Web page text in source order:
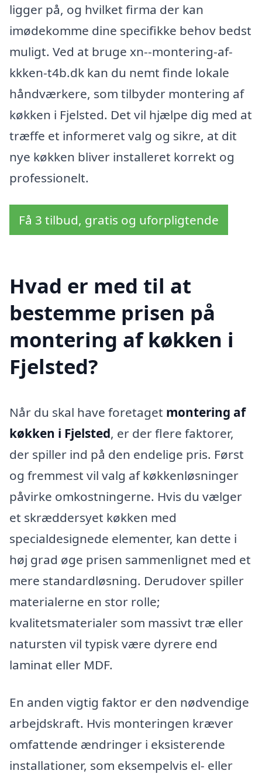
ligger på, og hvilket firma der kan
imødekomme dine specifikke behov bedst
muligt. Ved at bruge xn--montering-af-
kkken-t4b.dk kan du nemt finde lokale
håndværkere, som tilbyder montering af
køkken i Fjelsted. Det vil hjælpe dig med at
træffe et informeret valg og sikre, at dit
nye køkken bliver installeret korrekt og
professionelt.
Få 3 tilbud, gratis og uforpligtende
Hvad er med til at
bestemme prisen på
montering af køkken i
Fjelsted?
Når du skal have foretaget montering af
køkken i Fjelsted, er der flere faktorer,
der spiller ind på den endelige pris. Først
og fremmest vil valg af køkkenløsninger
påvirke omkostningerne. Hvis du vælger
et skræddersyet køkken med
specialdesignede elementer, kan dette i
høj grad øge prisen sammenlignet med et
mere standardløsning. Derudover spiller
materialerne en stor rolle;
kvalitetsmaterialer som massivt træ eller
natursten vil typisk være dyrere end
laminat eller MDF.
En anden vigtig faktor er den nødvendige
arbejdskraft. Hvis monteringen kræver
omfattende ændringer i eksisterende
installationer, som eksempelvis el- eller